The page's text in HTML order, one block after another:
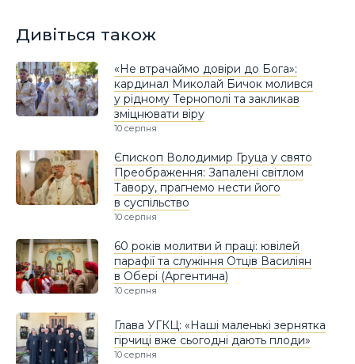
Дивіться також
«Не втрачаймо довіри до Бога»:
кардинал Миколай Бичок молився
у рідному Тернополі та закликав
зміцнювати віру
10 серпня
Єпископ Володимир Груца у свято
Преображення: Запалені світлом
Тавору, прагнемо нести його
в суспільство
10 серпня
60 років молитви й праці: ювілей
парафії та служіння Отців Василіян
в Обері (Аргентина)
10 серпня
Глава УГКЦ: «Наші маленькі зернятка
гірчиці вже сьогодні дають плоди»
10 серпня